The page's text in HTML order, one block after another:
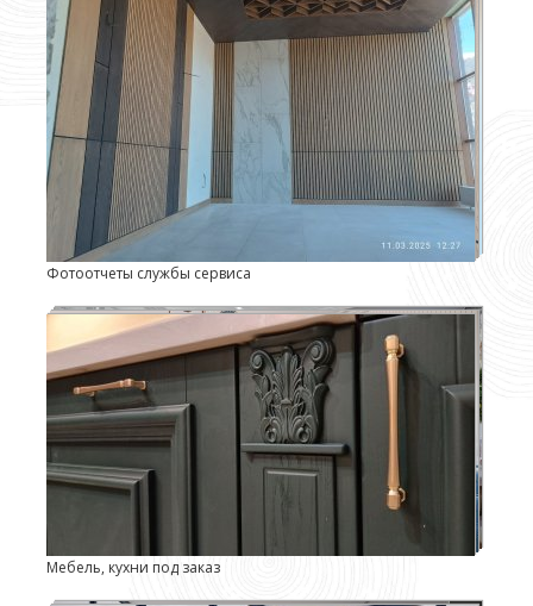
Фотоотчеты службы сервиса
Мебель, кухни под заказ